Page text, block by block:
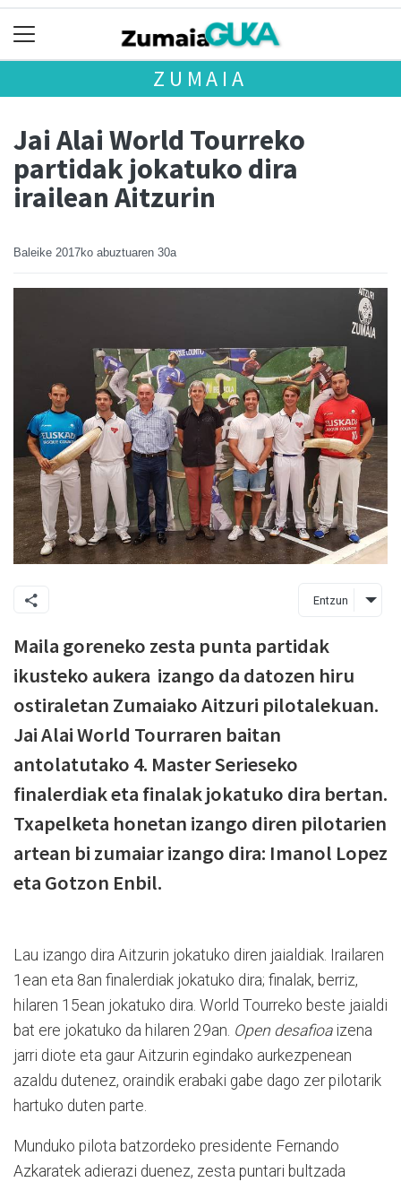
ZUMAIA
Jai Alai World Tourreko
partidak jokatuko dira
irailean Aitzurin
Baleike 2017ko abuztuaren 30a
Entzun
Maila goreneko zesta punta partidak
ikusteko aukera izango da datozen hiru
ostiraletan Zumaiako Aitzuri pilotalekuan.
Jai Alai World Tourraren baitan
antolatutako 4. Master Serieseko
finalerdiak eta finalak jokatuko dira bertan.
Txapelketa honetan izango diren pilotarien
artean bi zumaiar izango dira: Imanol Lopez
eta Gotzon Enbil.
Lau izango dira Aitzurin jokatuko diren jaialdiak. Irailaren
1ean eta 8an finalerdiak jokatuko dira; finalak, berriz,
hilaren 15ean jokatuko dira. World Tourreko beste jaialdi
bat ere jokatuko da hilaren 29an. Open desafioaizena
jarri diote eta gaur Aitzurin egindako aurkezpenean
azaldu dutenez, oraindik erabaki gabe dago zer pilotarik
hartuko duten parte.
Munduko pilota batzordeko presidente Fernando
Azkaratek adierazi duenez, zesta puntari bultzada